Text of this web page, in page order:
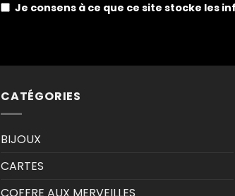
Je consens à ce que ce site stocke les
CATÉGORIES
BIJOUX
CARTES
COFFRE AUX MERVEILLES